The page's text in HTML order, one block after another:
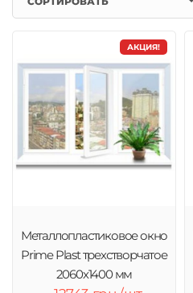
АКЦИЯ!
Металлопластиковое окно
Prime Plast трехстворчатое
2060х1400 мм